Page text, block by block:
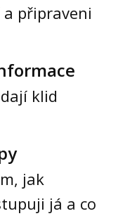
připraveni
klid
jak
já a co